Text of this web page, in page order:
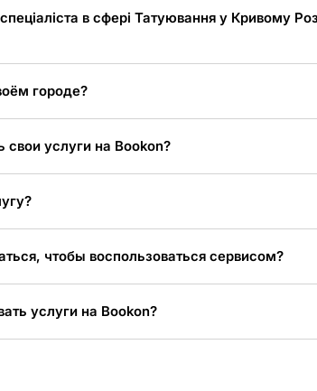
в сфері Татуювання у Кривому
городе?
свои услуги на Bookon?
чтобы воспользоваться сервисом?
услуги на Bookon?